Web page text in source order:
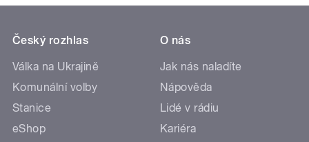
Český rozhlas
Válka na Ukrajině
Komunální volby
Stanice
eShop
O nás
Jak nás naladíte
Nápověda
Lidé v rádiu
Kariéra